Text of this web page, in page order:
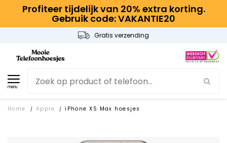
Profiteer tijdelijk van 20% extra korting.
Gebruik code: VAKANTIE20
Gratis verzending
menu
Home / Apple / iPhone XS Max hoesjes